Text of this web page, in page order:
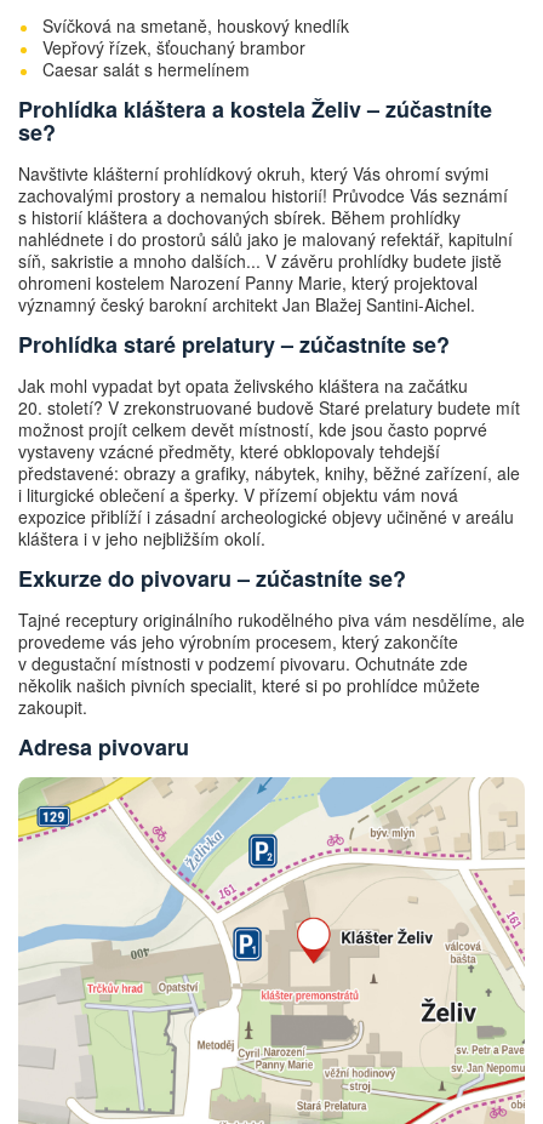
Svíčková na smetaně, houskový knedlík
Vepřový řízek, šťouchaný brambor
Caesar salát s hermelínem
Prohlídka kláštera a kostela Želiv – zúčastníte
se?
Navštivte klášterní prohlídkový okruh, který Vás ohromí svými
zachovalými prostory a nemalou historií! Průvodce Vás seznámí
s historií kláštera a dochovaných sbírek. Během prohlídky
nahlédnete i do prostorů sálů jako je malovaný refektář, kapitulní
síň, sakristie a mnoho dalších... V závěru prohlídky budete jistě
ohromeni kostelem Narození Panny Marie, který projektoval
významný český barokní architekt Jan Blažej Santini-Aichel.
Prohlídka staré prelatury – zúčastníte se?
Jak mohl vypadat byt opata želivského kláštera na začátku
20. století? V zrekonstruované budově Staré prelatury budete mít
možnost projít celkem devět místností, kde jsou často poprvé
vystaveny vzácné předměty, které obklopovaly tehdejší
představené: obrazy a grafiky, nábytek, knihy, běžné zařízení, ale
i liturgické oblečení a šperky. V přízemí objektu vám nová
expozice přiblíží i zásadní archeologické objevy učiněné v areálu
kláštera i v jeho nejbližším okolí.
Exkurze do pivovaru – zúčastníte se?
Tajné receptury originálního rukodělného piva vám nesdělíme, ale
provedeme vás jeho výrobním procesem, který zakončíte
v degustační místnosti v podzemí pivovaru. Ochutnáte zde
několik našich pivních specialit, které si po prohlídce můžete
zakoupit.
Adresa pivovaru